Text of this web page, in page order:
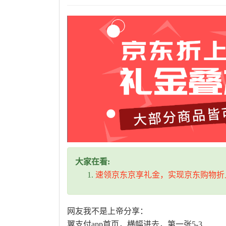
大家在看:
速领京东京享礼金，实现京东购物
网友我不是上帝分享：